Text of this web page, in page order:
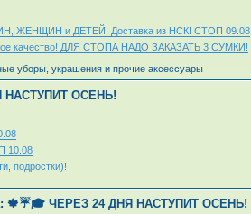
ЖЕНЩИН и ДЕТЕЙ! Доставка из НСК! СТОП 09.08
качество! ДЛЯ СТОПА НАДО ЗАКАЗАТЬ 3 СУМКИ!
уборы, украшения и прочие аксессуары
НАСТУПИТ ОСЕНЬ!
10.08
подростки)!
🍁☔🎓 ЧЕРЕЗ 24 ДНЯ НАСТУПИТ ОСЕНЬ!